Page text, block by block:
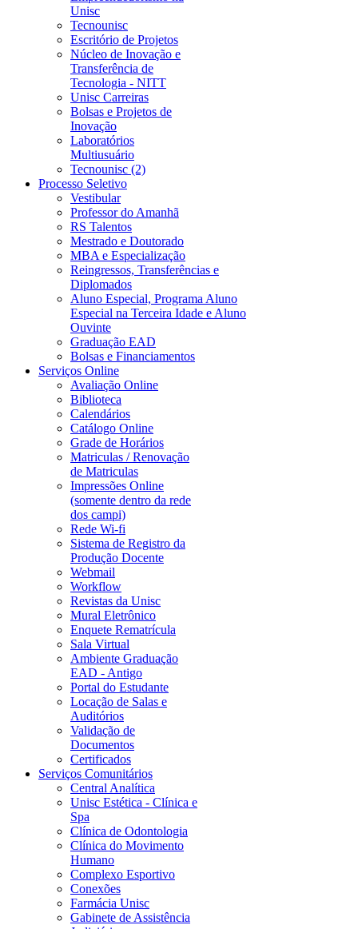
Unisc
Tecnounisc
Escritório de Projetos
Núcleo de Inovação e
Transferência de
Tecnologia - NITT
Unisc Carreiras
Bolsas e Projetos de
Inovação
Laboratórios
Multiusuário
Tecnounisc (2)
Processo Seletivo
Vestibular
Professor do Amanhã
RS Talentos
Mestrado e Doutorado
MBA e Especialização
Reingressos, Transferências e
Diplomados
Aluno Especial, Programa Aluno
Especial na Terceira Idade e Aluno
Ouvinte
Graduação EAD
Bolsas e Financiamentos
Serviços Online
Avaliação Online
Biblioteca
Calendários
Catálogo Online
Grade de Horários
Matriculas / Renovação
de Matriculas
Impressões Online
(somente dentro da rede
dos campi)
Rede Wi-fi
Sistema de Registro da
Produção Docente
Webmail
Workflow
Revistas da Unisc
Mural Eletrônico
Enquete Rematrícula
Sala Virtual
Ambiente Graduação
EAD - Antigo
Portal do Estudante
Locação de Salas e
Auditórios
Validação de
Documentos
Certificados
Serviços Comunitários
Central Analítica
Unisc Estética - Clínica e
Spa
Clínica de Odontologia
Clínica do Movimento
Humano
Complexo Esportivo
Conexões
Farmácia Unisc
Gabinete de Assistência